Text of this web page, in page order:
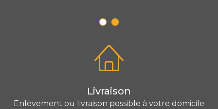
Livraison
Enlèvement ou livraison possible à votre domicile